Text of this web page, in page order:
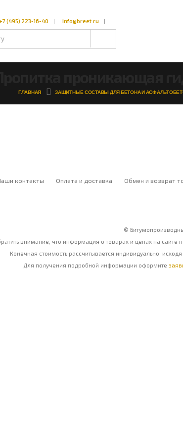
(495) 223-16-40 info@breet.ru
ГЛАВНАЯ ЗАЩИТНЫЕ СОСТАВЫ ДЛЯ БЕТОНА И
контакты Оплата и доставка Обмен и возврат
©
внимание, что информация о товарах и ценах на
Конечная стоимость рассчитывается индивидуально,
Для получения подробной информации оформите